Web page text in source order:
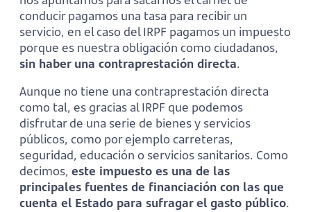
conducir pagamos una tasa para recibir un
servicio, en el caso del IRPF pagamos un impuesto
porque es nuestra obligación como ciudadanos,
sin haber una contraprestación directa.
Aunque no tiene una contraprestación directa
como tal, es gracias al IRPF que podemos
disfrutar de una serie de bienes y servicios
públicos, como por ejemplo carreteras,
seguridad, educación o servicios sanitarios. Como
decimos, este impuesto es una de las
principales fuentes de financiación con las que
cuenta el Estado para sufragar el gasto público.